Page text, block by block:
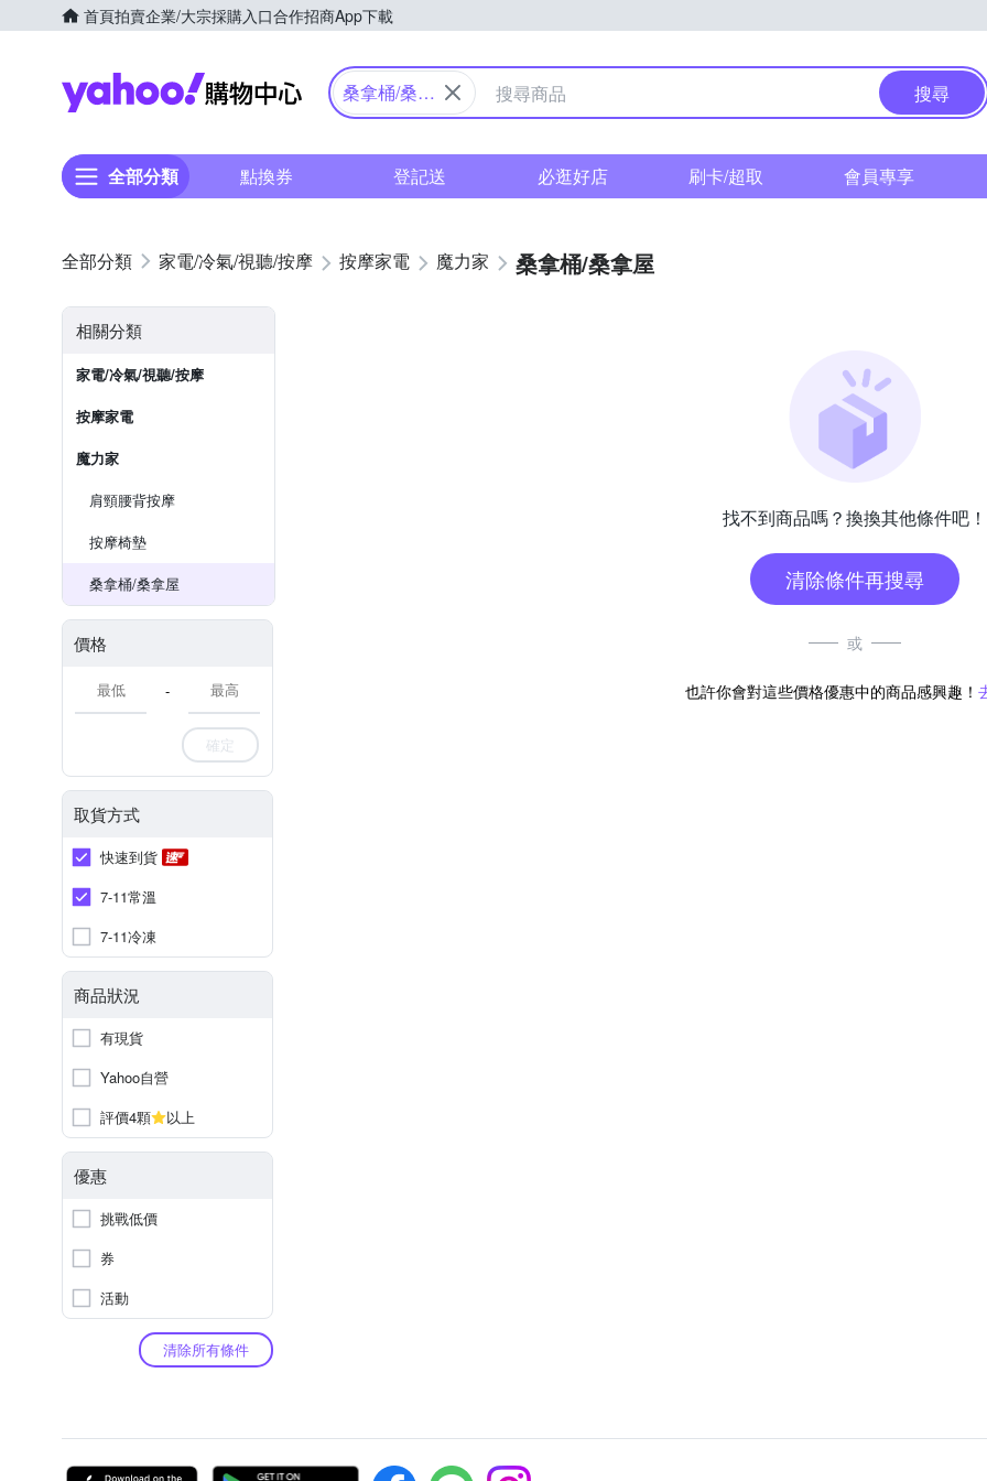
首頁拍賣企業/大宗採購入口合作招商App下載
Yahoo購物中心
桑拿桶/桑拿
搜尋
全部分類 點換券 登記送 必逛好店 刷卡/超取 會員專享
家電/冷氣/視聽/按摩 按摩家電 魔力家 桑拿桶/桑拿屋
相關分類
家電/冷氣/視聽/按摩
按摩家電
魔力家
肩頸腰背按摩
按摩椅墊
桑拿桶/桑拿屋
價格
-
確定
取貨方式
快速到貨
7-11常溫
7-11冷凍
商品狀況
有現貨
Yahoo自營
評價4顆
以上
優惠
挑戰低價
券
活動
清除所有條件
找不到商品嗎？換換其他條件吧！
清除條件再搜尋
或
也許你會對這些價格優惠中的商品感興趣！